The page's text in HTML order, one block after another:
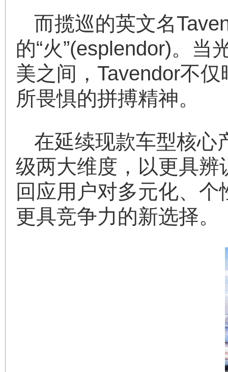
而揽巡的英文名
的“火”(esplendor)。当
美之间，Tavendor不
所畏惧的拼搏精神。
在延续现款车型核心
级两大维度，以更具
回应用户对多元化、
更具竞争力的新选择。